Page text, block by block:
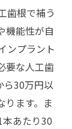
歯根で補う
機能性が自
ンプラント
要な人工歯
ら30万円以
ります。ま
あたり30